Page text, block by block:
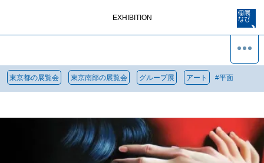
EXHIBITION
東京都の展覧会 東京南部の展覧会 グループ展 アート #平面